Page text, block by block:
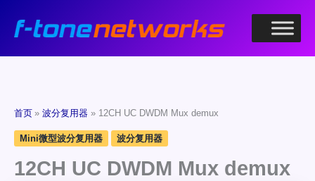
首页 波分复用器 12CH UC DWDM Mux demux
Mini微型波分复用器 波分复用器
12CH UC DWDM Mux demux